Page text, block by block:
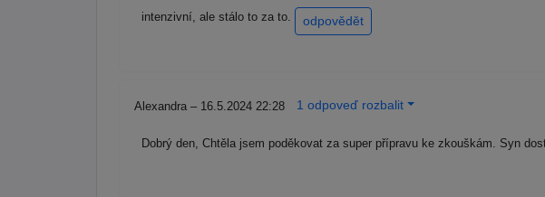
intenzivní, ale stálo to za to.
odpovědět
Alexandra – 16.5.2024 22:28 1 odpoveď rozbalit
Dobrý den, Chtěla jsem poděkovat za super přípravu ke zkouškám. Syn